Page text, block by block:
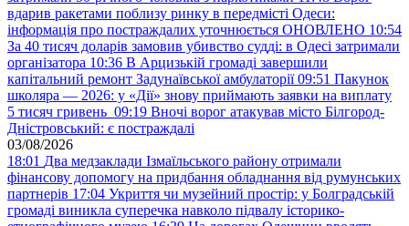
вдарив ракетами поблизу ринку в передмісті Одеси:
інформація про постраждалих уточнюється ОНОВЛЕНО 10:54
За 40 тисяч доларів замовив убивство судді: в Одесі затримали
організатора 10:36 В Арцизькій громаді завершили
капітальний ремонт Задунаївської амбулаторії 09:51 Пакунок
школяра — 2026: у «Дії» знову приймають заявки на виплату
5 тисяч гривень 09:19 Вночі ворог атакував місто Білгород-
Дністровський: є постраждалі
03/08/2026
18:01 Два медзаклади Ізмаїльського району отримали
фінансову допомогу на придбання обладнання від румунських
партнерів 17:04 Укриття чи музейний простір: у Болградській
громаді виникла суперечка навколо підвалу історико-